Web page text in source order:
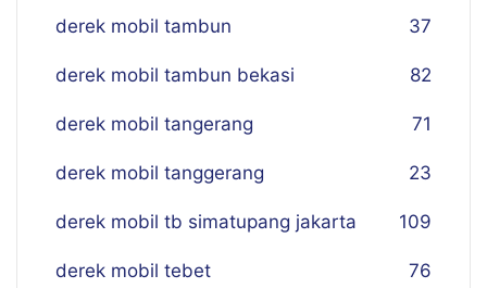
derek mobil tambun 37
derek mobil tambun bekasi 82
derek mobil tangerang 71
derek mobil tanggerang 23
derek mobil tb simatupang jakarta 109
derek mobil tebet 76